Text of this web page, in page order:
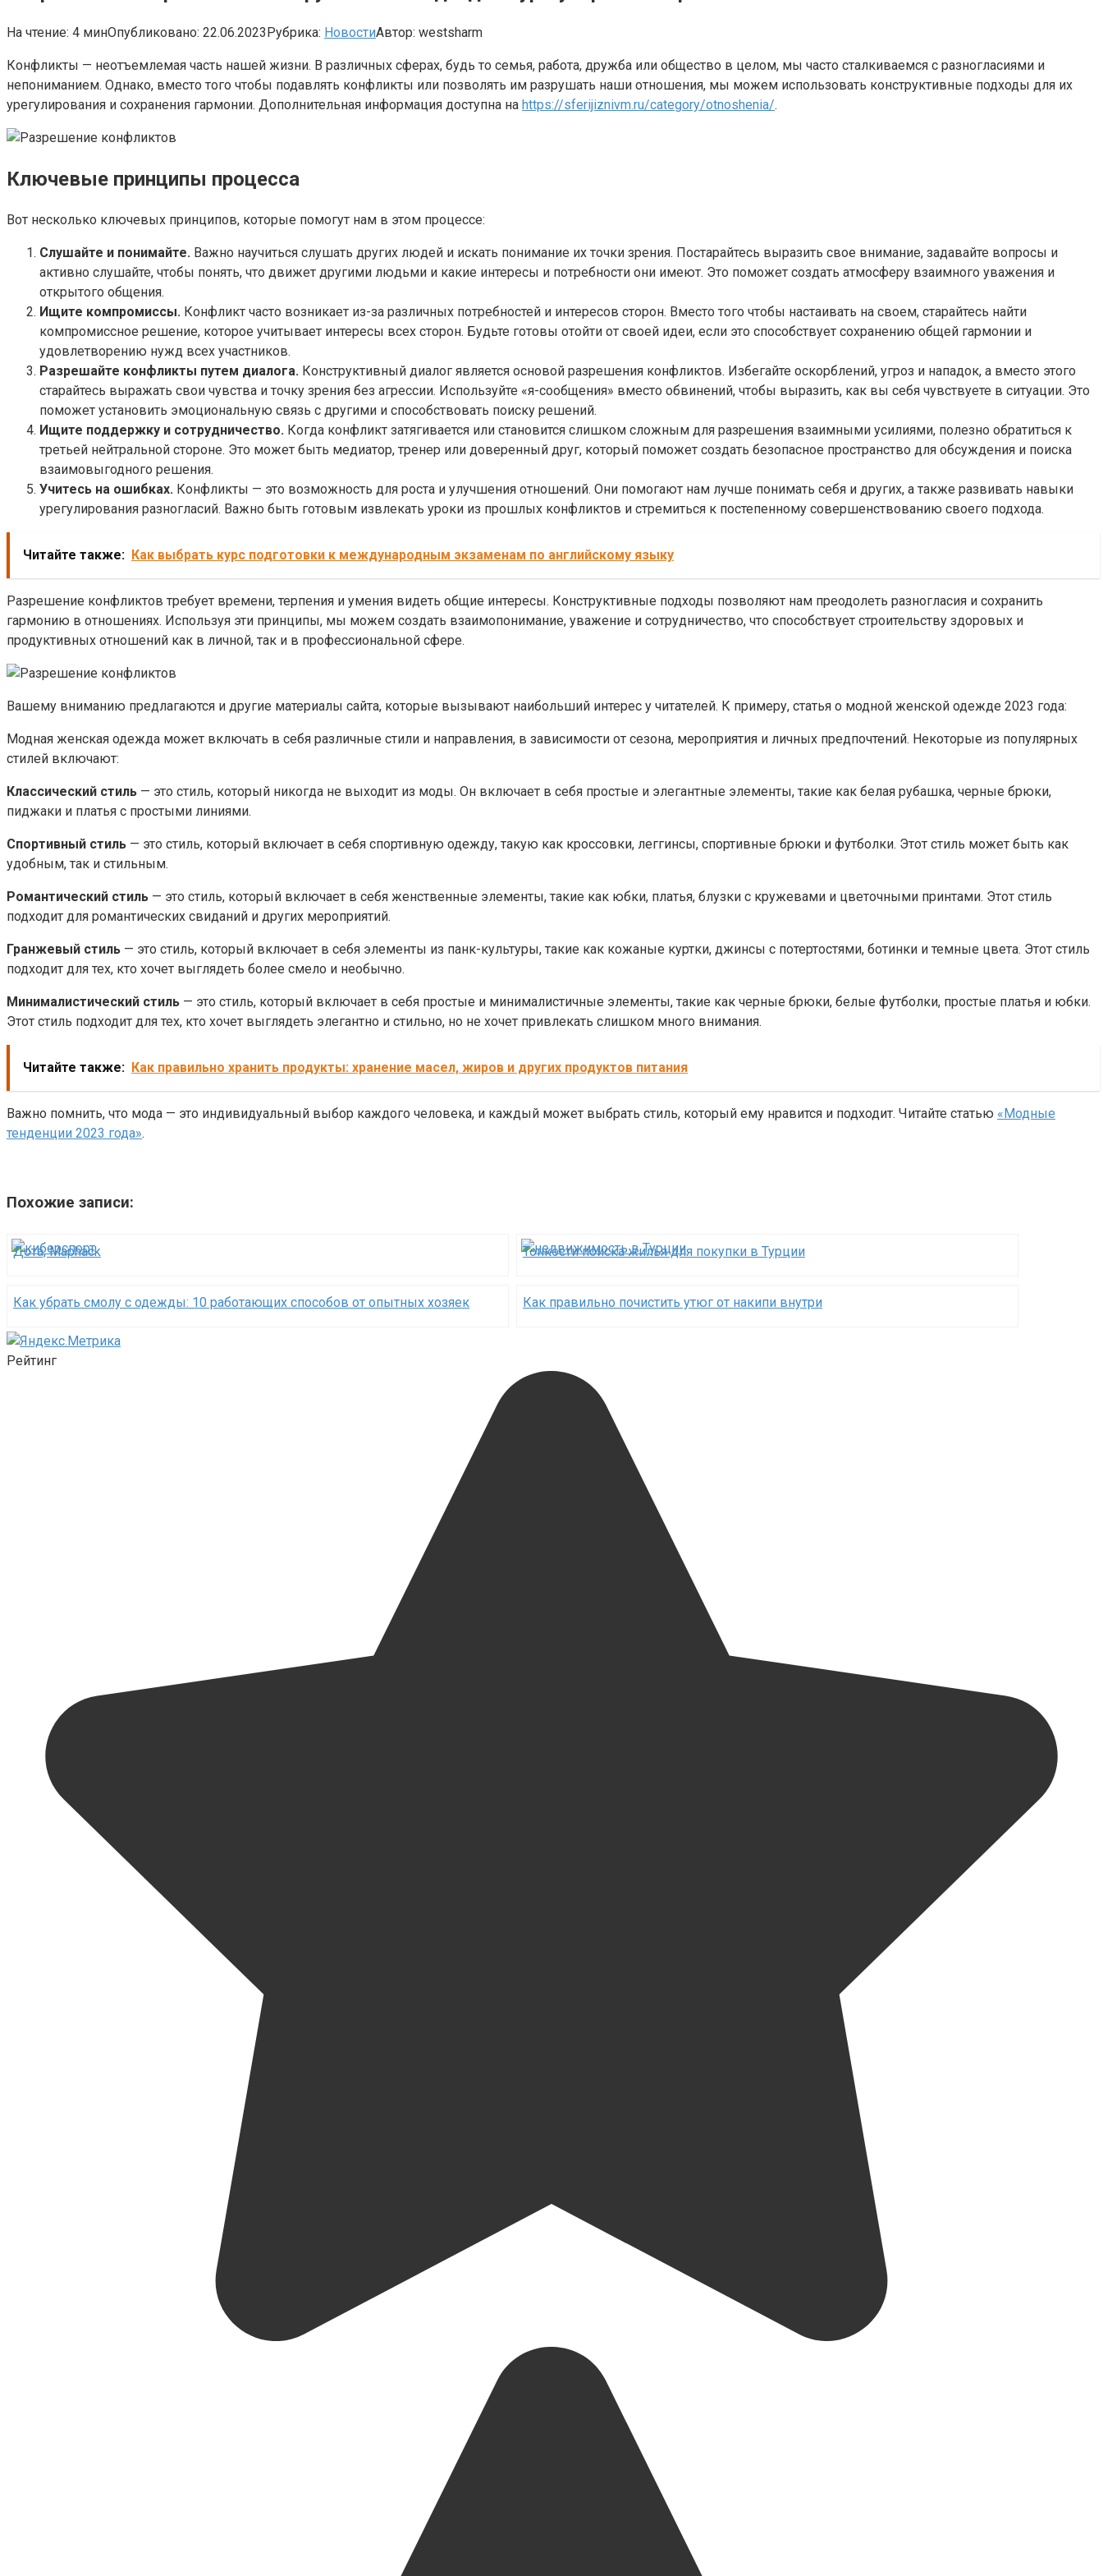
На чтение: 4 минОпубликовано: 22.06.2023Рубрика: НовостиАвтор: westsharm
Конфликты — неотъемлемая часть нашей жизни. В различных сферах, будь то семья, работа, дружба или общество в целом, мы часто сталкиваемся с разногласиями и
непониманием. Однако, вместо того чтобы подавлять конфликты или позволять им разрушать наши отношения, мы можем использовать конструктивные подходы для их
урегулирования и сохранения гармонии. Дополнительная информация доступна на https://sferijiznivm.ru/category/otnoshenia/.
Ключевые принципы процесса
Вот несколько ключевых принципов, которые помогут нам в этом процессе:
Слушайте и понимайте. Важно научиться слушать других людей и искать понимание их точки зрения. Постарайтесь выразить свое внимание, задавайте вопросы и
активно слушайте, чтобы понять, что движет другими людьми и какие интересы и потребности они имеют. Это поможет создать атмосферу взаимного уважения и
открытого общения.
Ищите компромиссы. Конфликт часто возникает из-за различных потребностей и интересов сторон. Вместо того чтобы настаивать на своем, старайтесь найти
компромиссное решение, которое учитывает интересы всех сторон. Будьте готовы отойти от своей идеи, если это способствует сохранению общей гармонии и
удовлетворению нужд всех участников.
Разрешайте конфликты путем диалога. Конструктивный диалог является основой разрешения конфликтов. Избегайте оскорблений, угроз и нападок, а вместо этого
старайтесь выражать свои чувства и точку зрения без агрессии. Используйте «я-сообщения» вместо обвинений, чтобы выразить, как вы себя чувствуете в ситуации. Это
поможет установить эмоциональную связь с другими и способствовать поиску решений.
Ищите поддержку и сотрудничество. Когда конфликт затягивается или становится слишком сложным для разрешения взаимными усилиями, полезно обратиться к
третьей нейтральной стороне. Это может быть медиатор, тренер или доверенный друг, который поможет создать безопасное пространство для обсуждения и поиска
взаимовыгодного решения.
Учитесь на ошибках. Конфликты — это возможность для роста и улучшения отношений. Они помогают нам лучше понимать себя и других, а также развивать навыки
урегулирования разногласий. Важно быть готовым извлекать уроки из прошлых конфликтов и стремиться к постепенному совершенствованию своего подхода.
Читайте также: Как выбрать курс подготовки к международным экзаменам по английскому языку
Разрешение конфликтов требует времени, терпения и умения видеть общие интересы. Конструктивные подходы позволяют нам преодолеть разногласия и сохранить
гармонию в отношениях. Используя эти принципы, мы можем создать взаимопонимание, уважение и сотрудничество, что способствует строительству здоровых и
продуктивных отношений как в личной, так и в профессиональной сфере.
Вашему вниманию предлагаются и другие материалы сайта, которые вызывают наибольший интерес у читателей. К примеру, статья о модной женской одежде 2023 года:
Модная женская одежда может включать в себя различные стили и направления, в зависимости от сезона, мероприятия и личных предпочтений. Некоторые из популярных
стилей включают:
Классический стиль — это стиль, который никогда не выходит из моды. Он включает в себя простые и элегантные элементы, такие как белая рубашка, черные брюки,
пиджаки и платья с простыми линиями.
Спортивный стиль — это стиль, который включает в себя спортивную одежду, такую как кроссовки, леггинсы, спортивные брюки и футболки. Этот стиль может быть как
удобным, так и стильным.
Романтический стиль — это стиль, который включает в себя женственные элементы, такие как юбки, платья, блузки с кружевами и цветочными принтами. Этот стиль
подходит для романтических свиданий и других мероприятий.
Гранжевый стиль — это стиль, который включает в себя элементы из панк-культуры, такие как кожаные куртки, джинсы с потертостями, ботинки и темные цвета. Этот стиль
подходит для тех, кто хочет выглядеть более смело и необычно.
Минималистический стиль — это стиль, который включает в себя простые и минималистичные элементы, такие как черные брюки, белые футболки, простые платья и юбки.
Этот стиль подходит для тех, кто хочет выглядеть элегантно и стильно, но не хочет привлекать слишком много внимания.
Читайте также: Как правильно хранить продукты: хранение масел, жиров и других продуктов питания
Важно помнить, что мода — это индивидуальный выбор каждого человека, и каждый может выбрать стиль, который ему нравится и подходит. Читайте статью «Модные
тенденции 2023 года».
Похожие записи:
Дота, Maphack Тонкости поиска жилья для покупки в Турции
Как убрать смолу с одежды: 10 работающих способов от опытных хозяек Как правильно почистить утюг от накипи внутри
Рейтинг